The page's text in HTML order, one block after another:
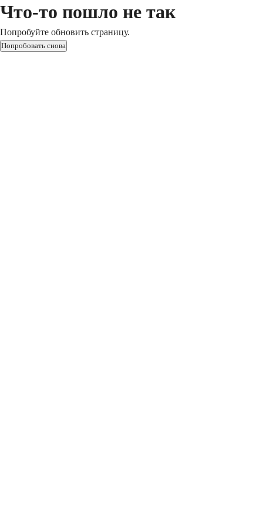
Что-то пошло не так
Попробуйте обновить страницу.
Попробовать снова